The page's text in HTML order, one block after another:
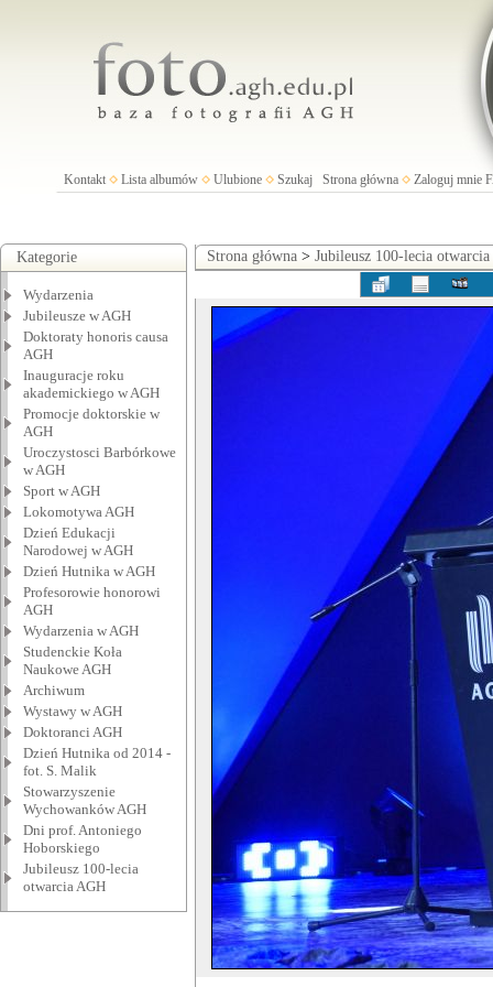
Kontakt Lista albumów Ulubione Szukaj Strona główna Zaloguj mnie
Kategorie
Wydarzenia
Jubileusze w AGH
Doktoraty honoris causa
AGH
Inauguracje roku
akademickiego w AGH
Promocje doktorskie w
AGH
Uroczystosci Barbórkowe
w AGH
Sport w AGH
Lokomotywa AGH
Dzień Edukacji
Narodowej w AGH
Dzień Hutnika w AGH
Profesorowie honorowi
AGH
Wydarzenia w AGH
Studenckie Koła
Naukowe AGH
Archiwum
Wystawy w AGH
Doktoranci AGH
Dzień Hutnika od 2014 -
fot. S. Malik
Stowarzyszenie
Wychowanków AGH
Dni prof. Antoniego
Hoborskiego
Jubileusz 100-lecia
otwarcia AGH
Strona główna > Jubileusz 100-lecia